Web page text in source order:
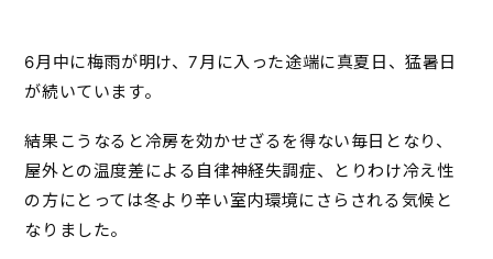
6月中に梅雨が明け、7月に入った途端に真夏日、猛暑日
が続いています。
結果こうなると冷房を効かせざるを得ない毎日となり、
屋外との温度差による自律神経失調症、とりわけ冷え性
の方にとっては冬より辛い室内環境にさらされる気候と
なりました。